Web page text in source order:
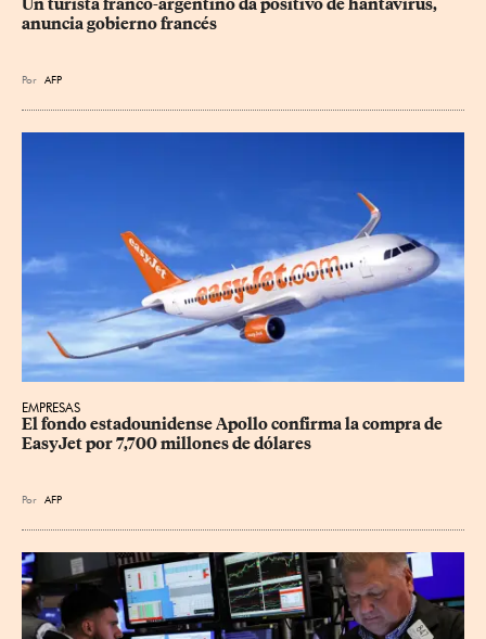
Un turista franco-argentino da positivo de hantavirus,
anuncia gobierno francés
Por AFP
EMPRESAS
El fondo estadounidense Apollo confirma la compra de
EasyJet por 7,700 millones de dólares
Por AFP